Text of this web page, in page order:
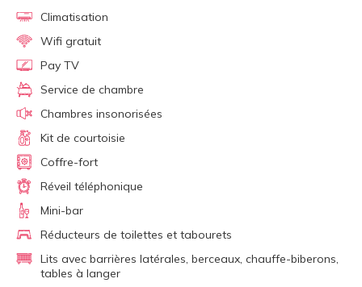
Climatisation
Wifi gratuit
Pay TV
Service de chambre
Chambres insonorisées
Kit de courtoisie
Coffre-fort
Réveil téléphonique
Mini-bar
Réducteurs de toilettes et tabourets
Lits avec barrières latérales, berceaux, chauffe-biberons,
tables à langer